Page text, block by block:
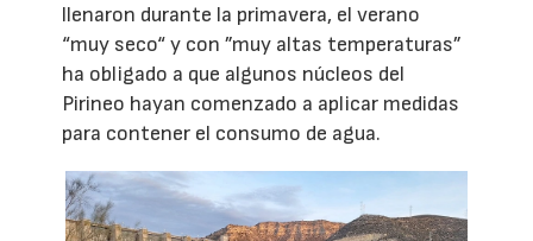
llenaron durante la primavera, el verano
“muy seco“ y con ”muy altas temperaturas”
ha obligado a que algunos núcleos del
Pirineo hayan comenzado a aplicar medidas
para contener el consumo de agua.